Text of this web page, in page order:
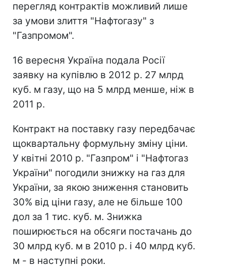
перегляд контрактів можливий лише
за умови злиття "Нафтогазу" з
"Газпромом".
16 вересня Україна подала Росії
заявку на купівлю в 2012 р. 27 млрд
куб. м газу, що на 5 млрд менше, ніж в
2011 р.
Контракт на поставку газу передбачає
щоквартальну формульну зміну ціни.
У квітні 2010 р. "Газпром" і "Нафтогаз
України" погодили знижку на газ для
України, за якою зниження становить
30% від ціни газу, але не більше 100
дол за 1 тис. куб. м. Знижка
поширюється на обсяги постачань до
30 млрд куб. м в 2010 р. і 40 млрд куб.
м - в наступні роки.